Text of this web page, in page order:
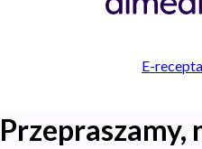
E-recepta
Przepraszamy,